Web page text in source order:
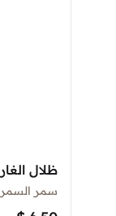
ظلال
سمر